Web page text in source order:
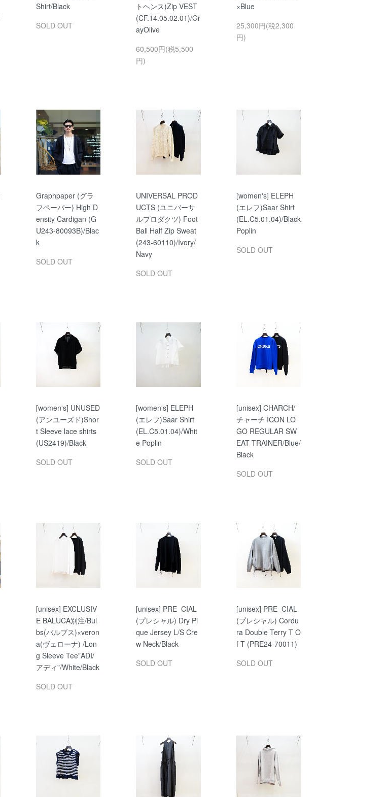
Shirt/Black
SOLD OUT
トヘンス)Zip VEST
(CF.14.05.02.01)/Gr
ayOlive
60,500円(税5,500
円)
×Blue
25,300円(税2,300
円)
Graphpaper (グラ
フペーパー) High D
ensity Cardigan (G
U243-80093B)/Blac
k
SOLD OUT
UNIVERSAL PROD
UCTS (ユニバーサ
ルプロダクツ) Foot
Ball Half Zip Sweat
(243-60110)/Ivory/
Navy
SOLD OUT
[women's] ELEPH
(エレフ)Saar Shirt
(EL.C5.01.04)/Black
Poplin
SOLD OUT
[women's] UNUSED
(アンユーズド)Shor
t Sleeve lace shirts
(US2419)/Black
SOLD OUT
[women's] ELEPH
(エレフ)Saar Shirt
(EL.C5.01.04)/Whit
e Poplin
SOLD OUT
[unisex] CHARCH/
チャーチ ICON LO
GO REGULAR SW
EAT TRAINER/Blue/
Black
SOLD OUT
[unisex] EXCLUSIV
E BALUCA別注/Bul
bs(バルブス)×veron
a(ヴェローナ) /Lon
g Sleeve Tee"ADI/
アディ"/White/Black
SOLD OUT
[unisex] PRE_CIAL
(プレシャル) Dry Pi
que Jersey L/S Cre
w Neck/Black
SOLD OUT
[unisex] PRE_CIAL
(プレシャル) Cordu
ra Double Terry T O
f T (PRE24-70011)
SOLD OUT